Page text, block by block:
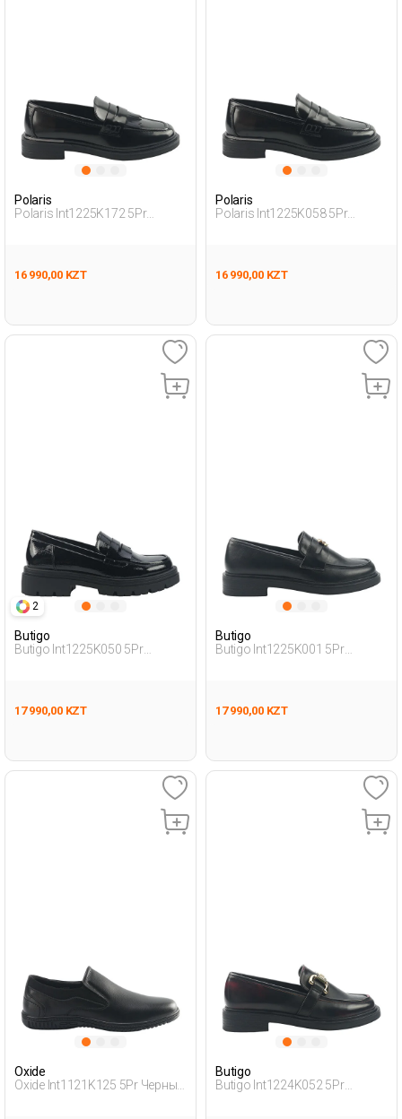
Polaris
Polaris Int1225K172 5Pr
16 990,00 KZT
Polaris
Polaris Int1225K058 5Pr
16 990,00 KZT
2
Butigo
Butigo Int1225K050 5Pr
17 990,00 KZT
Butigo
Butigo Int1225K001 5Pr
17 990,00 KZT
Oxide
Oxide Int1121K125 5Pr Черный
Butigo
Butigo Int1224K052 5Pr